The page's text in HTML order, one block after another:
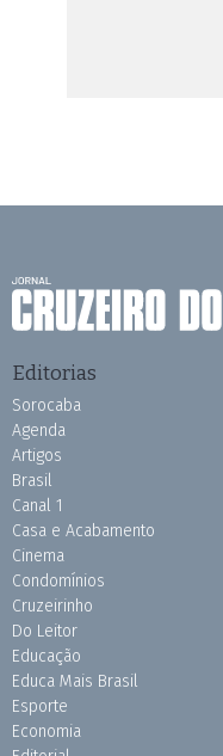
Editorias
Sorocaba
Agenda
Artigos
Brasil
Canal 1
Casa e Acabamento
Cinema
Condomínios
Cruzeirinho
Do Leitor
Educação
Educa Mais Brasil
Esporte
Economia